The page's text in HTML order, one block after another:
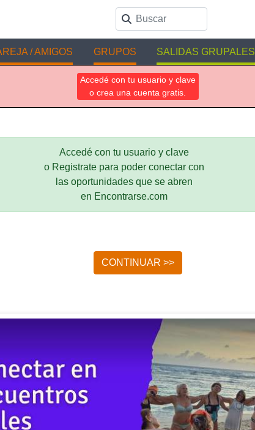
/ AMIGOS GRUPOS SALIDAS GRUPALES
Accedé con tu usuario y clave
o crea una cuenta gratis.
Accedé con tu usuario y clave
o Registrate para poder conectar con
las oportunidades que se abren
en Encontrarse.com
CONTINUAR >>